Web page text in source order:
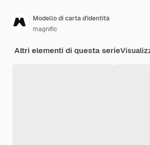
Modello di carta d'identità
magnific
Altri elementi di questa serie